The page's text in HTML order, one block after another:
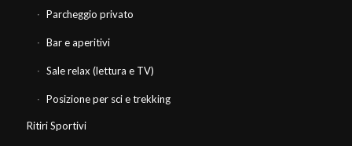
Parcheggio privato
Bar e aperitivi
Sale relax (lettura e TV)
Posizione per sci e trekking
Ritiri Sportivi